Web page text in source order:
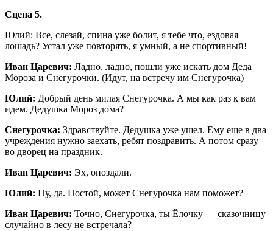
Сцена 5.
Юлий: Все, слезай, спина уже болит, я тебе что, ездовая
лошадь? Устал уже повторять, я умный, а не спортивный!
Иван Царевич: Ладно, ладно, пошли уже искать дом Деда
Мороза и Снегурочки. (Идут, на встречу им Снегурочка)
Юлий: Добрый день милая Снегурочка. А мы как раз к вам
идем. Дедушка Мороз дома?
Снегурочка: Здравствуйте. Дедушка уже ушел. Ему еще в два
учреждения нужно заехать, ребят поздравить. А потом сразу
во дворец на праздник.
Иван Царевич: Эх, опоздали.
Юлий: Ну, да. Постой, может Снегурочка нам поможет?
Иван Царевич: Точно, Снегурочка, ты Ёлочку — сказочницу
случайно в лесу не встречала?